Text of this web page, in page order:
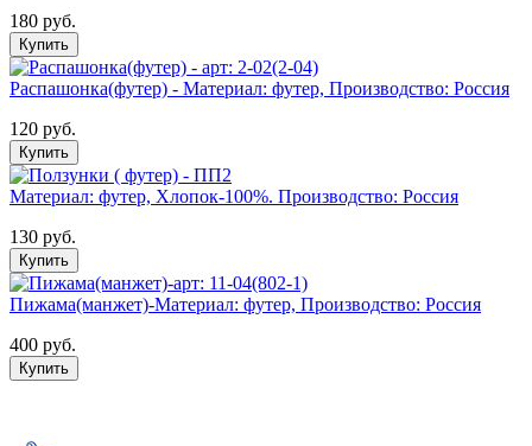
180 руб.
Купить
Распашонка(футер) - Материал: футер, Производство: Россия
120 руб.
Купить
Материал: футер, Хлопок-100%. Производство: Россия
130 руб.
Купить
Пижама(манжет)-Материал: футер, Производство: Россия
400 руб.
Купить